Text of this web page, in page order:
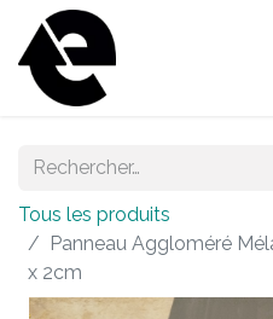
Tous les produits
Panneau Aggloméré
x 2cm